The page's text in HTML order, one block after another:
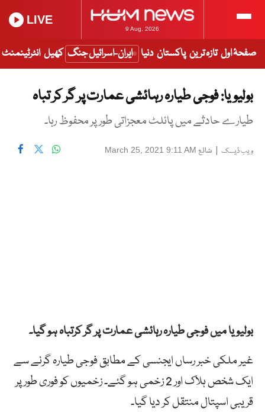
9 Aug, 2026
LIVE
صفحۂ اول تازہ ترین پاکستان دنیا ایران-اسرائیل جنگ کھیل انٹرٹینمنٹ
بولیویا: فوجی طیارہ رہائشی عمارت پر گر کر تباہ
طیارے حادثے میں پائلٹ معجزاتی طور پر محفوظ رہا۔
ویب ڈیسک | شائع March 25, 2021 9:11 AM
بولیویا میں فوجی طیارہ رہائشی عمارت پر گر کرتباہ ہو گیا۔
غیر ملکی خبر رساں ایجنسی کے مطابق فوجی طیارہ گرنے سے
ایک شخص ہلاک اور 2 زخمی ہو گئے۔ زخمیوں کو فوری طور پر
قریبی اسپتال منتقل کر دیا گیا۔